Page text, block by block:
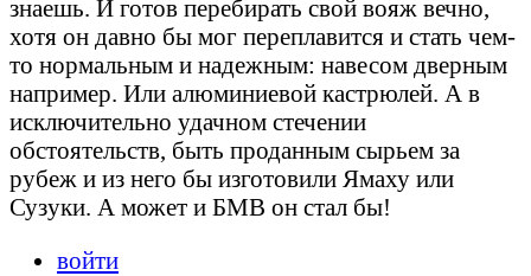
знаешь. И готов перебирать свой вояж вечно,
хотя он давно бы мог переплавится и стать чем-
то нормальным и надежным: навесом дверным
например. Или алюминиевой кастрюлей. А в
исключительно удачном стечении
обстоятельств, быть проданным сырьем за
рубеж и из него бы изготовили Ямаху или
Сузуки. А может и БМВ он стал бы!
войти